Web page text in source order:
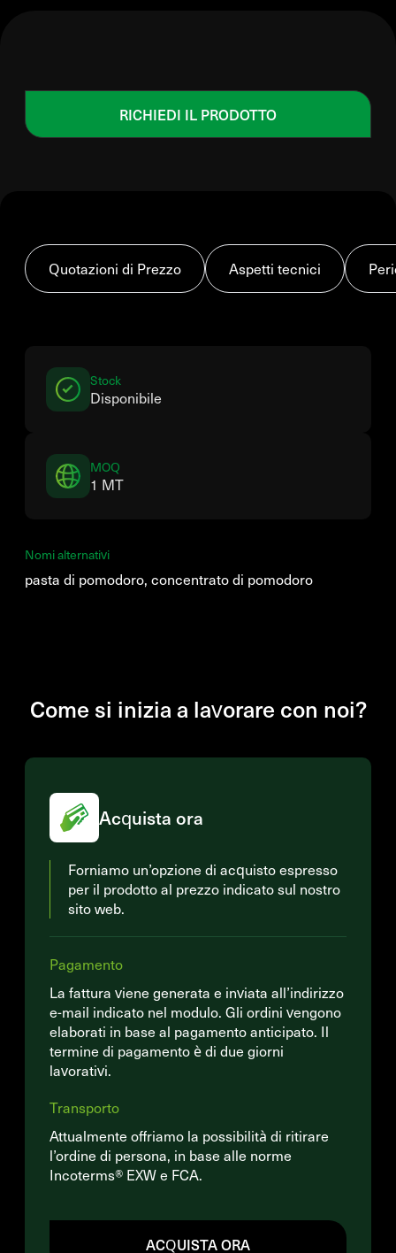
RICHIEDI IL PRODOTTO
Quotazioni di Prezzo Aspetti tecnici
Stock
Disponibile
MOQ
1 MT
Nomi alternativi
pasta di pomodoro, concentrato di pomodoro
Come si inizia a lavorare con noi?
Acquista ora
Forniamo un’opzione di acquisto espresso
per il prodotto al prezzo indicato sul nostro
sito web.
Pagamento
La fattura viene generata e inviata all’indirizzo
e-mail indicato nel modulo. Gli ordini vengono
elaborati in base al pagamento anticipato. Il
termine di pagamento è di due giorni
lavorativi.
Transporto
Attualmente offriamo la possibilità di ritirare
l’ordine di persona, in base alle norme
Incoterms® EXW e FCA.
ACQUISTA ORA